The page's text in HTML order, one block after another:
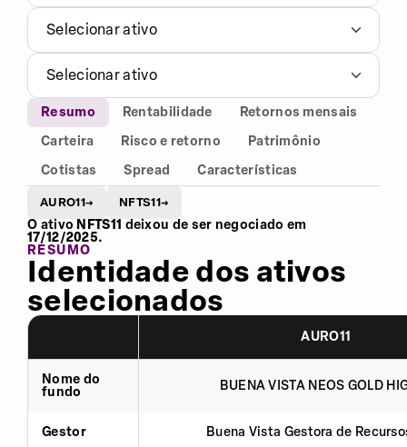
Selecionar ativo
Selecionar ativo
Resumo Rentabilidade
Retornos mensais
Carteira
Risco e retorno
Patrimônio
Cotistas
Spread Características
AURO11→ NFTS11→
O ativo NFTS11 deixou de ser negociado em
17/12/2025.
RESUMO
Identidade dos ativos
selecionados
AURO11
Nome do
fundo
BUENA VISTA NEOS GOLD
Gestor Buena Vista Gestora de